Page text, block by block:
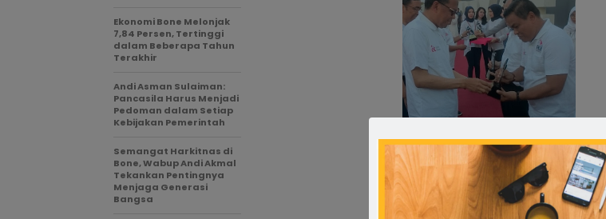
Ekonomi Bone Melonjak
7,84 Persen, Tertinggi
dalam Beberapa Tahun
Terakhir
Andi Asman Sulaiman:
Pancasila Harus Menjadi
Pedoman dalam Setiap
Kebijakan Pemerintah
Semangat Harkitnas di
Bone, Wabup Andi Akmal
Tekankan Pentingnya
Menjaga Generasi
Bangsa